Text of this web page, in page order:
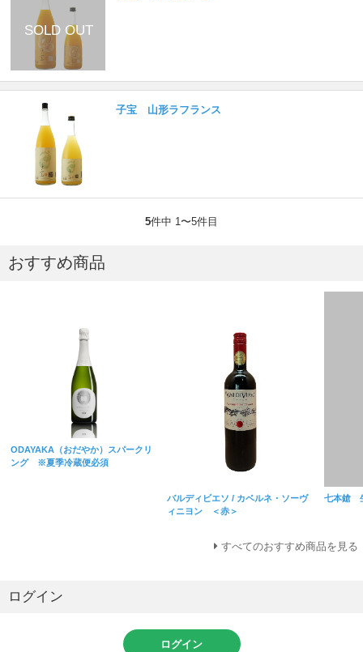
子宝 山形ラフランス
5件中 1〜5件目
おすすめ商品
ODAYAKA（おだやか）スパークリ
ング ※夏季冷蔵便必須
バルディビエソ / カベルネ・ソーヴ
ィニヨン ＜赤＞
七本鎗
すべてのおすすめ商品を見る
ログイン
ログイン